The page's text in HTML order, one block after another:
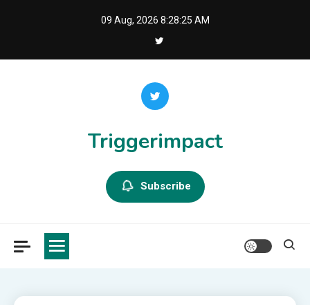
09 Aug, 2026 8:28:26 AM
Triggerimpact
Subscribe